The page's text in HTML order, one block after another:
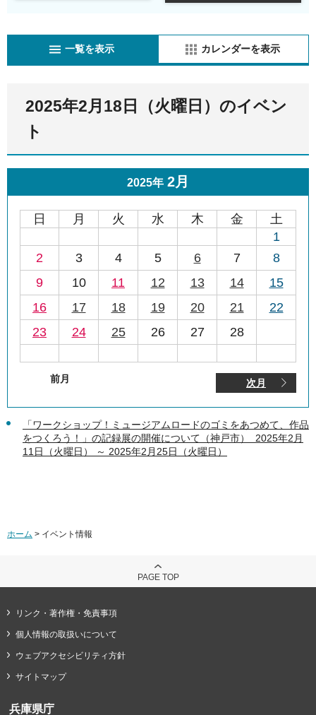
一覧を表示 カレンダーを表示
2025年2月18日（火曜日）のイベン
ト
2025年 2月
日 月 火 水 木 金
土
1
2
3 4 5 6 7
8
9
10 11 12 13 14
15
16
17 18 19 20 21
22
23
24 25 26 27 28
前月 次月
「ワークショップ！ミュージアムロードのゴミをあつめて、作品
をつくろう！」の記録展の開催について（神戸市） 2025年2月
11日（火曜日） ～ 2025年2月25日（火曜日）
ホーム > イベント情報
PAGE TOP
リンク・著作権・免責事項
個人情報の取扱いについて
ウェブアクセシビリティ方針
サイトマップ
兵庫県庁